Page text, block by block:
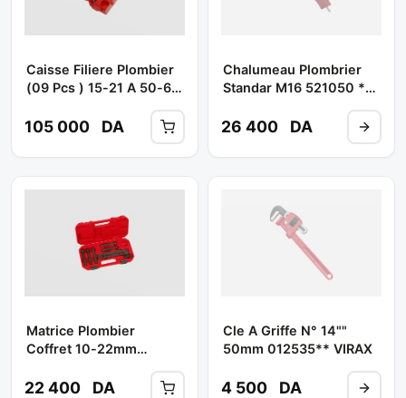
Caisse Filiere Plombier
(09 Pcs ) 15-21 A 50-60
105 000 DA
Chalumeau Plombrier
Standar M16 521050 **
26 400 DA
Matrice Plombier
Coffret 10-22mm
22 400 DA
Cle A Griffe N° 14""
50mm 012535** VIRAX
4 500 DA